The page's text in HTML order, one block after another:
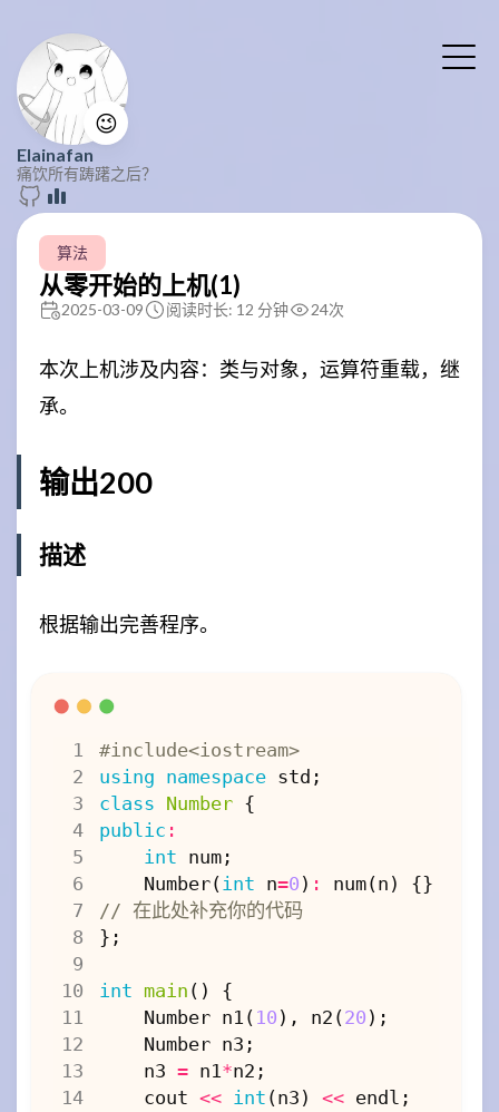
😉
Elainafan
痛饮所有踌躇之后？
算法
从零开始的上机(1)
2025-03-09 阅读时长: 12 分钟 24次
本次上机涉及内容：类与对象，运算符重载，继
承。
输出200
描述
根据输出完善程序。
4
14
#include<iostream>
using namespace std ;
class Number {
public :
int num;
Number(int n=0 ) : num(n )
{}
// 在此处补充你的代码
};
int main ()
{
Number n1 ( 10 ), n2 (20 );
Number n3 ;
n3 = n1*n2 ;
cout << int (n3 ) << endl ;